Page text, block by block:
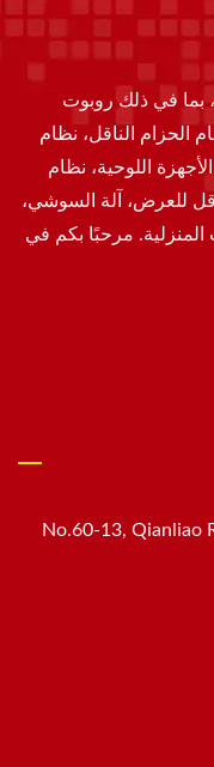
بما في ذلك روبوت
الحزام الناقل، نظام
اللوحية، نظام
للعرض، آلة السوشي،
مرحبًا بكم في
No.60-13, Qianliao